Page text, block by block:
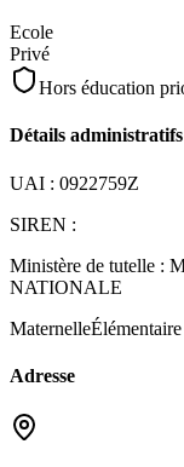
Ecole
Privé
Hors éducation
Détails administratifs
UAI : 0922759Z
SIREN :
Ministère de tutelle :
NATIONALE
MaternelleÉlémentaire
Adresse